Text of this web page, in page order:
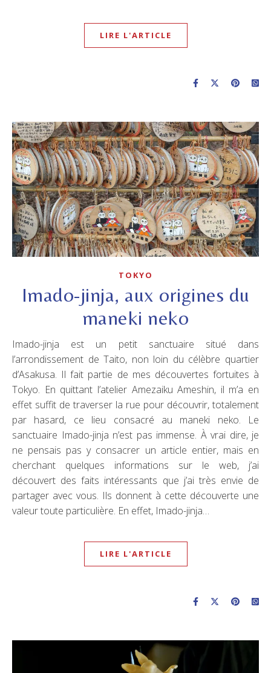
LIRE L'ARTICLE
TOKYO
Imado-jinja, aux origines du
maneki neko
Imado-jinja est un petit sanctuaire situé dans
l’arrondissement de Taito, non loin du célèbre quartier
d’Asakusa. Il fait partie de mes découvertes fortuites à
Tokyo. En quittant l’atelier Amezaiku Ameshin, il m’a en
effet suffit de traverser la rue pour découvrir, totalement
par hasard, ce lieu consacré au maneki neko. Le
sanctuaire Imado-jinja n’est pas immense. À vrai dire, je
ne pensais pas y consacrer un article entier, mais en
cherchant quelques informations sur le web, j’ai
découvert des faits intéressants que j’ai très envie de
partager avec vous. Ils donnent à cette découverte une
valeur toute particulière. En effet, Imado-jinja…
LIRE L'ARTICLE